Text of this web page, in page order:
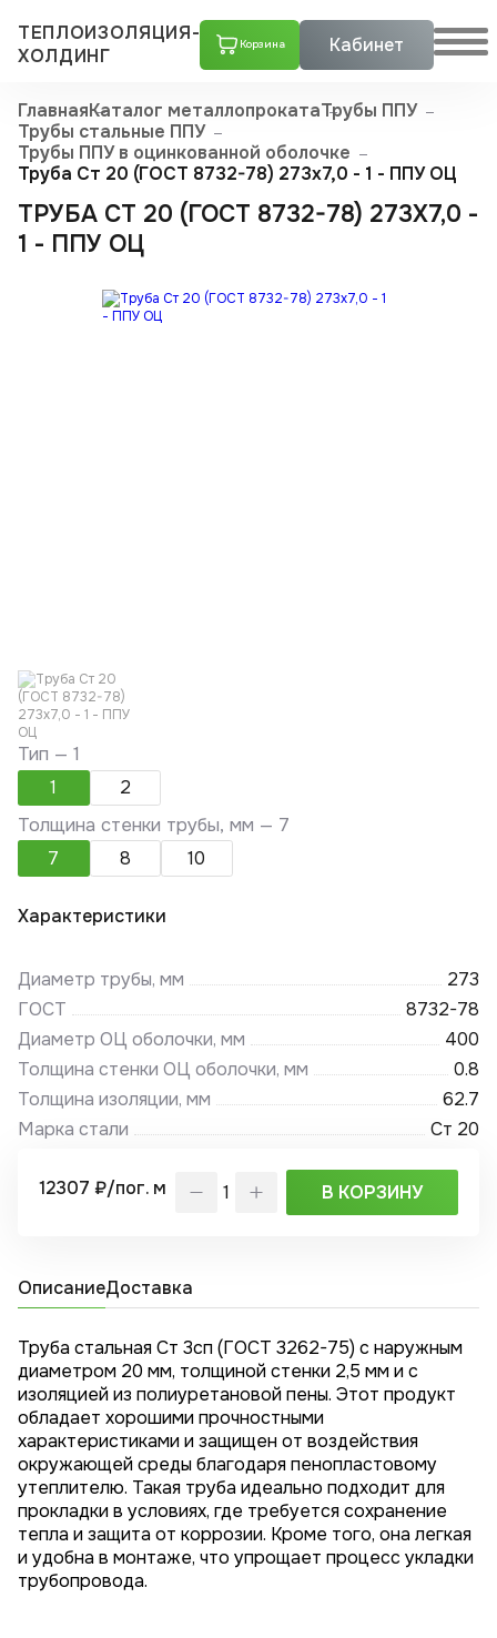
ТЕПЛОИЗОЛЯЦИЯ-
ХОЛДИНГ
Корзина Кабинет
ГлавнаяКаталог металлопрокатаТрубы ППУ
Трубы стальные ППУ
Трубы ППУ в оцинкованной оболочке
Труба Ст 20 (ГОСТ 8732-78) 273x7,0 - 1 - ППУ ОЦ
ТРУБА СТ 20 (ГОСТ 8732-78) 273X7,0 -
1 - ППУ ОЦ
Тип —1
1
2
Толщина стенки трубы, мм — 7
7
8 10
Характеристики
Диаметр трубы, мм
273
ГОСТ
8732-78
Диаметр ОЦ оболочки, мм
400
Толщина стенки ОЦ оболочки, мм
0.8
Толщина изоляции, мм
62.7
Марка стали
Ст 20
12307 ₽/пог. м В КОРЗИНУ
ОписаниеДоставка
Труба стальная Ст 3сп (ГОСТ 3262-75) с наружным
диаметром 20 мм, толщиной стенки 2,5 мм и с
изоляцией из полиуретановой пены. Этот продукт
обладает хорошими прочностными
характеристиками и защищен от воздействия
окружающей среды благодаря пенопластовому
утеплителю. Такая труба идеально подходит для
прокладки в условиях, где требуется сохранение
тепла и защита от коррозии. Кроме того, она легкая
и удобна в монтаже, что упрощает процесс укладки
трубопровода.